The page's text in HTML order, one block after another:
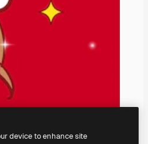
device to enhance site